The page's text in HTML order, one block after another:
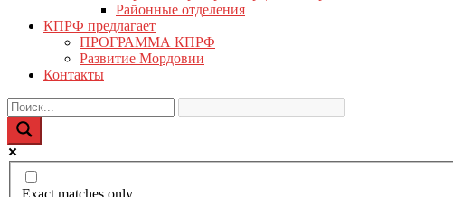
Районные отделения
КПРФ предлагает
ПРОГРАММА КПРФ
Развитие Мордовии
Контакты
Exact matches only